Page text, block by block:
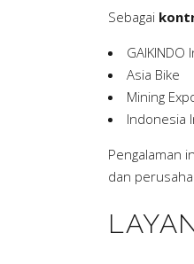
Sebagai
Asia Bike
Mining
Indonesia
Pengalaman
dan